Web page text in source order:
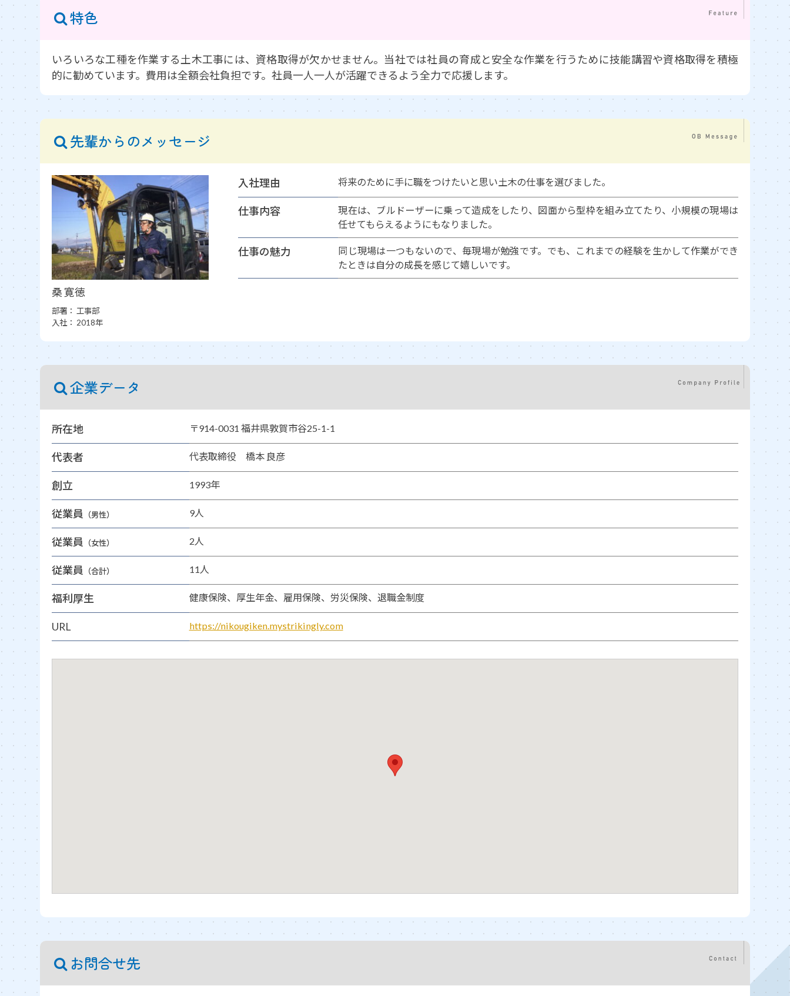
特色
いろいろな工種を作業する土木工事には、資格取得が欠かせません。当社では社員の育成と安全な作業を行うために技能講習や資格取得を積極
的に勧めています。費用は全額会社負担です。社員一人一人が活躍できるよう全力で応援します。
先輩からのメッセージ
桑 寛徳
部署： 工事部
入社： 2018年
入社理由 将来のために手に職をつけたいと思い土木の仕事を選びました。
仕事内容
現在は、ブルドーザーに乗って造成をしたり、図面から型枠を組み立てたり、小規模の現場は
任せてもらえるようにもなりました。
仕事の魅力
同じ現場は一つもないので、毎現場が勉強です。でも、これまでの経験を生かして作業ができ
たときは自分の成長を感じて嬉しいです。
企業データ
所在地 〒914-0031 福井県敦賀市谷25-1-1
代表者 代表取締役 橋本 良彦
創立 1993年
従業員 （男性） 9人
従業員 （女性） 2人
従業員 （合計） 11人
福利厚生 健康保険、厚生年金、雇用保険、労災保険、退職金制度
URL https://nikougiken.mystrikingly.com
お問合せ先